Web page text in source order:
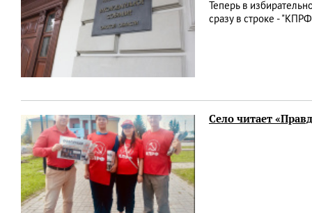
Теперь в
сразу в строке -
Село читает